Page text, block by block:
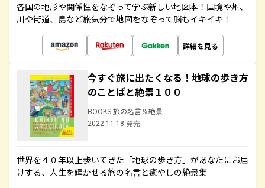
各国の地形や関係性をなぞって学ぶ新しい地図本！国境や州、
川や街道、島など旅気分で地図をなぞって脳もイキイキ！
詳細を見る
今すぐ旅に出たくなる！地球の歩き方
のことばと絶景１００
BOOKS 旅の名言＆絶景
2022.11.18 発売
世界を４０年以上歩いてきた「地球の歩き方」があなたにお届
けする、人生を輝かせる旅の名言と癒やしの絶景集